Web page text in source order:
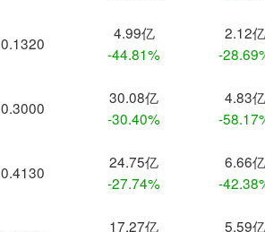
0.1320
4.99亿
-44.81%
2.12亿
-
0.3000
30.08亿
-30.40%
4.83亿
-
0.4130
24.75亿
-27.74%
6.66亿
-
17.27亿
5.59亿